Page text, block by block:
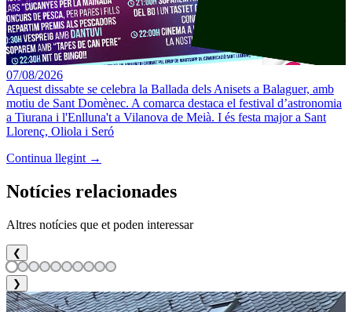
07/08/2026
Aquest dissabte se celebra la Ballada dels Anisets a Balaguer, amb
motiu de Sant Domènec. A comarca destaca el festival d’astronomia
a Tiurana i l'Enlluna't a Vilanova de Meià. I és festa major a Sant
Llorenç, Oliola i Seró
Continua llegint →
Notícies relacionades
Altres notícies que et poden interessar
❮
❯